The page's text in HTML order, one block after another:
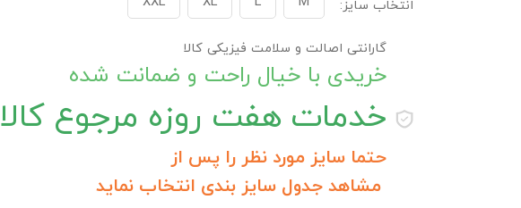
انتخاب سایز:
گارانتی اصالت و سلامت فیزیکی کالا
خریدی با خیال راحت و ضمانت شده
خدمات هفت روزه مرجوع کالا
حتما سایز مورد نظر را پس از
مشاهد جدول سایز بندی انتخاب نماید